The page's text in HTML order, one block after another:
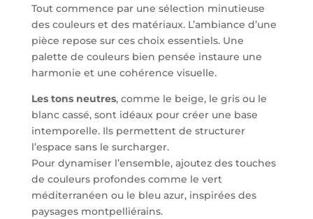
Tout commence par une sélection minutieuse
des couleurs et des matériaux. L’ambiance d’une
pièce repose sur ces choix essentiels. Une
palette de couleurs bien pensée instaure une
harmonie et une cohérence visuelle.
Les tons neutres, comme le beige, le gris ou le
blanc cassé, sont idéaux pour créer une base
intemporelle. Ils permettent de structurer
l’espace sans le surcharger.
Pour dynamiser l’ensemble, ajoutez des touches
de couleurs profondes comme le vert
méditerranéen ou le bleu azur, inspirées des
paysages montpelliérains.